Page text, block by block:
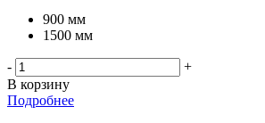
900 мм
1500 мм
-
+
В корзину
Подробнее